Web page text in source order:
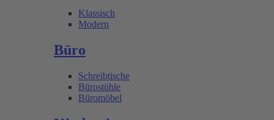
Klassisch
Modern
Büro
Schreibtische
Bürostühle
Büromöbel